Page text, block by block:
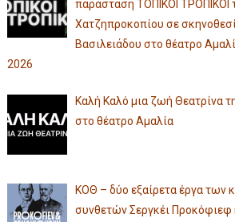
παράσταση ΤΟΠΙΚΟΙ ΤΡΟΠΙΚΟΙ
Χατζηπροκοπίου σε
Βασιλειάδου στο θέατρο
2026
Καλή Καλό μια ζωή Θεατρίνα
στο θέατρο Αμαλία
ΚΟΘ – δύο εξαίρετα έργα
συνθετών Σεργκέι Προκόφιεφ